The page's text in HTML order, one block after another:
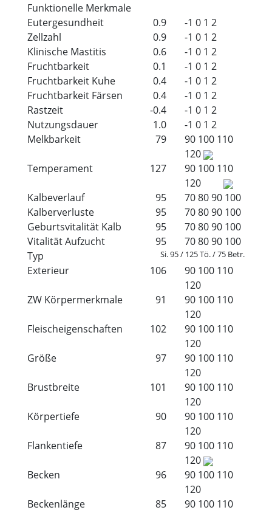
Funktionelle Merkmale
Eutergesundheit
0.9 -1 0 1 2
Zellzahl
0.9 -1 0 1 2
Klinische Mastitis
0.6 -1 0 1 2
Fruchtbarkeit
0.1 -1 0 1 2
Fruchtbarkeit Kuhe
0.4 -1 0 1 2
Fruchtbarkeit Färsen
0.4 -1 0 1 2
Rastzeit
-0.4 -1 0 1 2
Nutzungsdauer
1.0 -1 0 1 2
Melkbarkeit
79 90 100 110
120
Temperament
127 90 100 110
120
Kalbeverlauf
95 708090 100
Kalberverluste
95 708090 100
Geburtsvitalität Kalb
95 708090 100
Vitalität Aufzucht
95 708090 100
Typ
Si. 95 / 125 Tö. / 75 Betr.
Exterieur 106 90 100 110
120
ZW Körpermerkmale
91 90 100 110
120
Fleischeigenschaften
102 90 100 110
120
Größe
97 90 100 110
120
Brustbreite
101 90 100 110
120
Körpertiefe
90 90 100 110
120
Flankentiefe
87 90 100 110
120
Becken
96 90 100 110
120
Beckenlänge
85 90 100 110